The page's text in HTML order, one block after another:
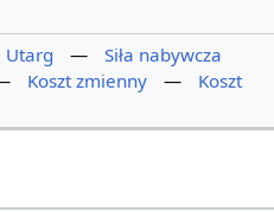
Utarg —
Siła nabywcza
Koszt zmienny —
Koszt